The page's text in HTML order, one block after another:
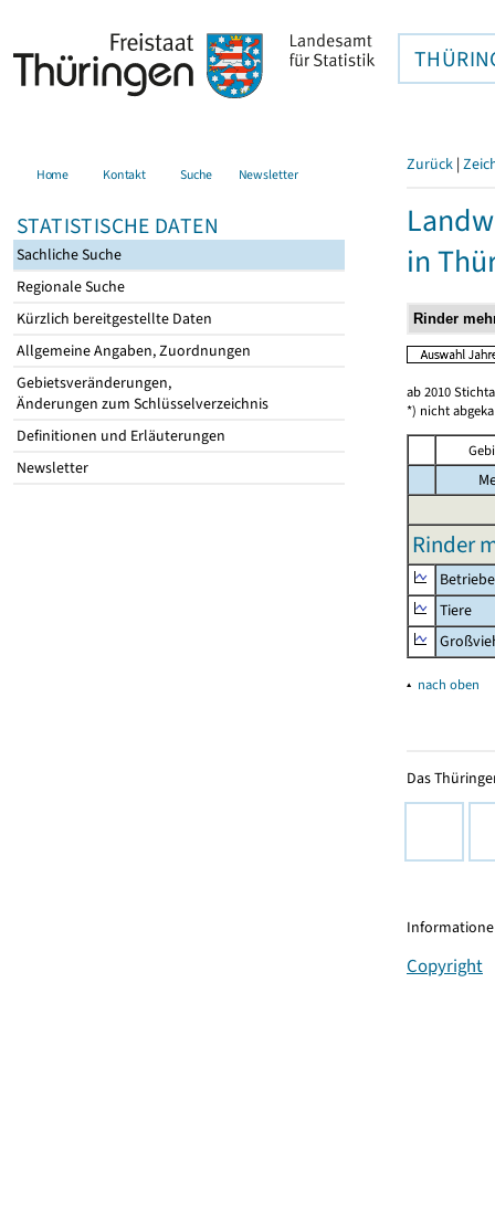
Home Kontakt Suche Newsletter
STATISTISCHE DATEN
Sachliche Suche
Regionale Suche
Kürzlich bereitgestellte Daten
Allgemeine Angaben, Zuordnungen
Gebietsveränderungen,
Änderungen zum Schlüsselverzeichnis
Definitionen und Erläuterungen
Newsletter
Zurück |
in
ab 2010
*) nicht
Rinder
Betriebe
Tiere
▴ nach oben
Das
Copyright